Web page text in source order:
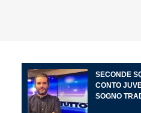
SECONDE
CONTO
SOGNO